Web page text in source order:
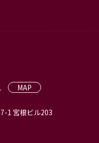
MAP
1 宮根ビル203